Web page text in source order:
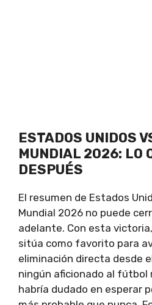
ESTADOS UNIDOS
MUNDIAL 2026: LO
DESPUÉS
El resumen de Estados
Mundial 2026 no puede
adelante. Con esta
sitúa como favorito para
eliminación directa desde
ningún aficionado al fútbol
habría dudado en esperar